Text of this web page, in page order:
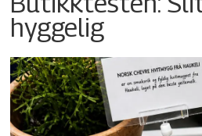
hyggelig